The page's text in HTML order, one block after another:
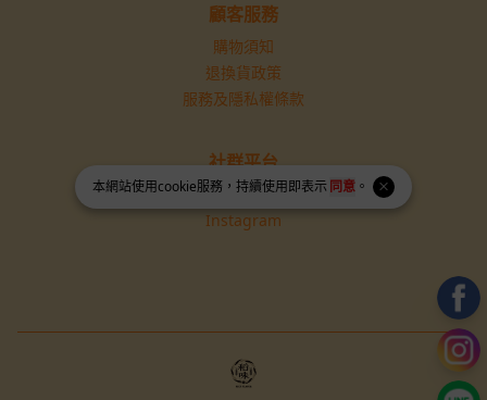
本網站使用cookie服務，持續使用即表示 同意 。
顧客服務
購物須知
退換貨政策
服務及隱私權條款
社群平台
Facebook
Instagram